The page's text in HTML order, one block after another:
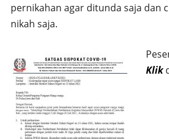
pernikahan agar ditunda saja dan
nikah saja.
Klik